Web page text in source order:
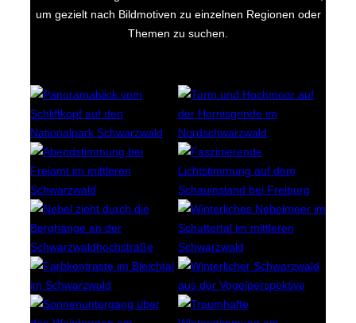
um gezielt nach Bildmotiven zu einzelnen Regionen oder
Themen zu suchen.